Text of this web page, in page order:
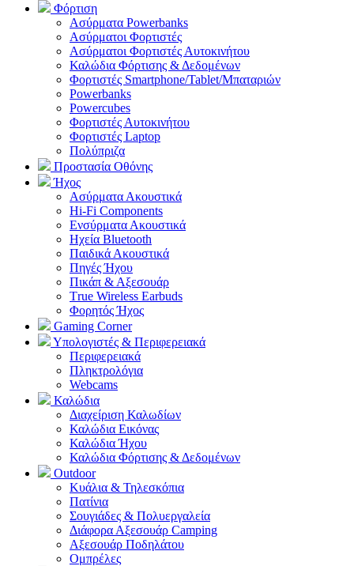
Φόρτιση
Ασύρματα Powerbanks
Aσύρματοι Φορτιστές
Ασύρματοι Φορτιστές Αυτοκινήτου
Καλώδια Φόρτισης & Δεδομένων
Φορτιστές Smartphone/Tablet/Μπαταριών
Powerbanks
Powercubes
Φορτιστές Αυτοκινήτου
Φορτιστές Laptop
Πολύπριζα
Προστασία Οθόνης
Ήχος
Ασύρματα Ακουστικά
Hi-Fi Components
Ενσύρματα Ακουστικά
Ηχεία Bluetooth
Παιδικά Ακουστικά
Πηγές Ήχου
Πικάπ & Αξεσουάρ
Τrue Wireless Earbuds
Φορητός Ήχος
Gaming Corner
Υπολογιστές & Περιφερειακά
Περιφερειακά
Πληκτρολόγια
Webcams
Καλώδια
Διαχείριση Καλωδίων
Καλώδια Εικόνας
Καλώδια Ήχου
Καλώδια Φόρτισης & Δεδομένων
Outdoor
Κυάλια & Τηλεσκόπια
Πατίνια
Σουγιάδες & Πολυεργαλεία
Διάφορα Αξεσουάρ Camping
Αξεσουάρ Ποδηλάτου
Ομπρέλες